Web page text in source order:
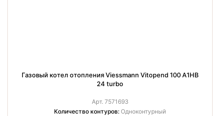
Газовый котел отопления Viessmann Vitopend 100 A1HB
24 turbo
Арт. 7571693
Количество контуров: Одноконтурный